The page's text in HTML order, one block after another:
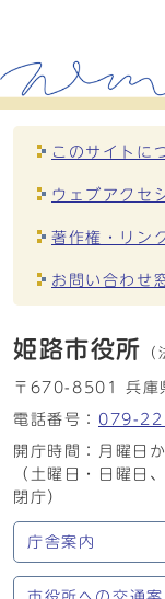
このサイトに
ウェブアクセ
著作権・リン
お問い合わせ
姫路市役所 （
〒670-8501 兵庫
電話番号： 079-
開庁時間：月曜日
（土曜日・日曜日
閉庁）
庁舎案内